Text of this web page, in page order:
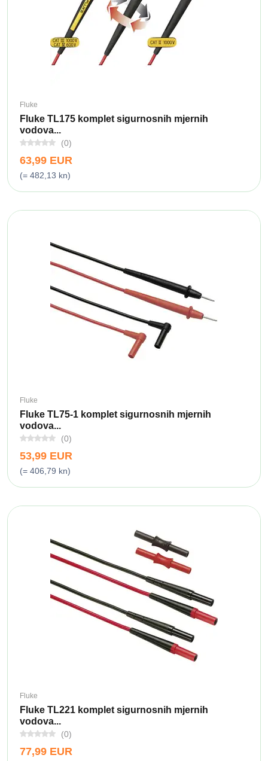
Fluke
Fluke TL175 komplet sigurnosnih mjernih
vodova...
(0)
63,99 EUR
(= 482,13 kn)
Fluke
Fluke TL75-1 komplet sigurnosnih mjernih
vodova...
(0)
53,99 EUR
(= 406,79 kn)
Fluke
Fluke TL221 komplet sigurnosnih mjernih
vodova...
(0)
77,99 EUR